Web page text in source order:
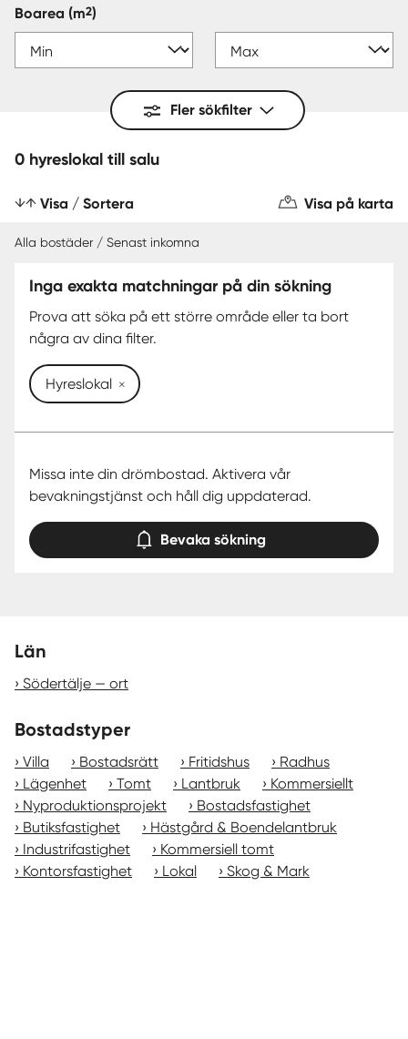
Boarea (m2)
Fler sökfilter
0 hyreslokal till salu
Visa / Sortera Visa på karta
Alla bostäder / Senast inkomna
Inga exakta matchningar på din sökning
Prova att söka på ett större område eller ta bort
några av dina filter.
Hyreslokal
Missa inte din drömbostad. Aktivera vår
bevakningstjänst och håll dig uppdaterad.
Bevaka sökning
Län
Södertälje — ort
Bostadstyper
Villa Bostadsrätt Fritidshus
Radhus
Lägenhet
Tomt Lantbruk
Kommersiellt
Nyproduktionsprojekt
Bostadsfastighet
Butiksfastighet
Hästgård & Boendelantbruk
Industrifastighet
Kommersiell tomt
Kontorsfastighet
Lokal Skog & Mark